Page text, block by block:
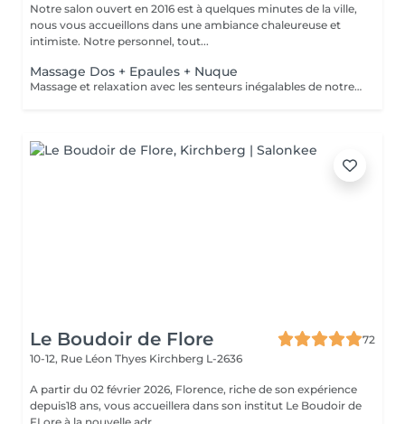
Notre salon ouvert en 2016 est à quelques minutes de la ville,
nous vous accueillons dans une ambiance chaleureuse et
intimiste. Notre personnel, tout...
Massage Dos + Epaules + Nuque
Massage et relaxation avec les senteurs inégalables de notre gamme artisane et ancestrale de 'Sultane de Saba'. Ce soin cible cette partie du corps sujette à des tensions dans notre vie quotidienne Un massage régulier éliminera ces tensions au fur à mesure et vous procurera un bien-être.
Le Boudoir de Flore
72
10-12, Rue Léon Thyes Kirchberg L-2636
A partir du 02 février 2026, Florence, riche de son expérience
depuis18 ans, vous accueillera dans son institut Le Boudoir de